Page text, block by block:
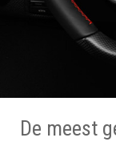
De meest